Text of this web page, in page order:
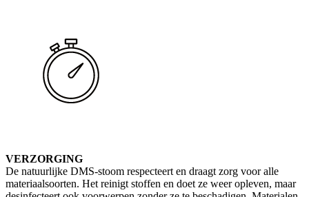
VERZORGING
De natuurlijke DMS-stoom respecteert en draagt zorg voor alle
materiaalsoorten. Het reinigt stoffen en doet ze weer opleven, maar